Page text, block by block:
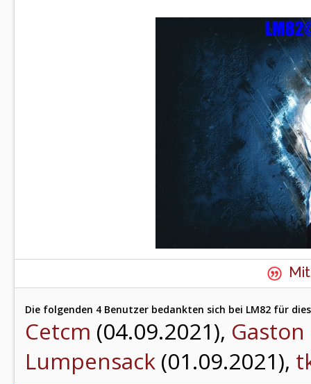
Die folgenden 4 Benutzer bedankten sich bei LM82 für
Cetcm (04.09.2021), Gaston
Lumpensack (01.09.2021),